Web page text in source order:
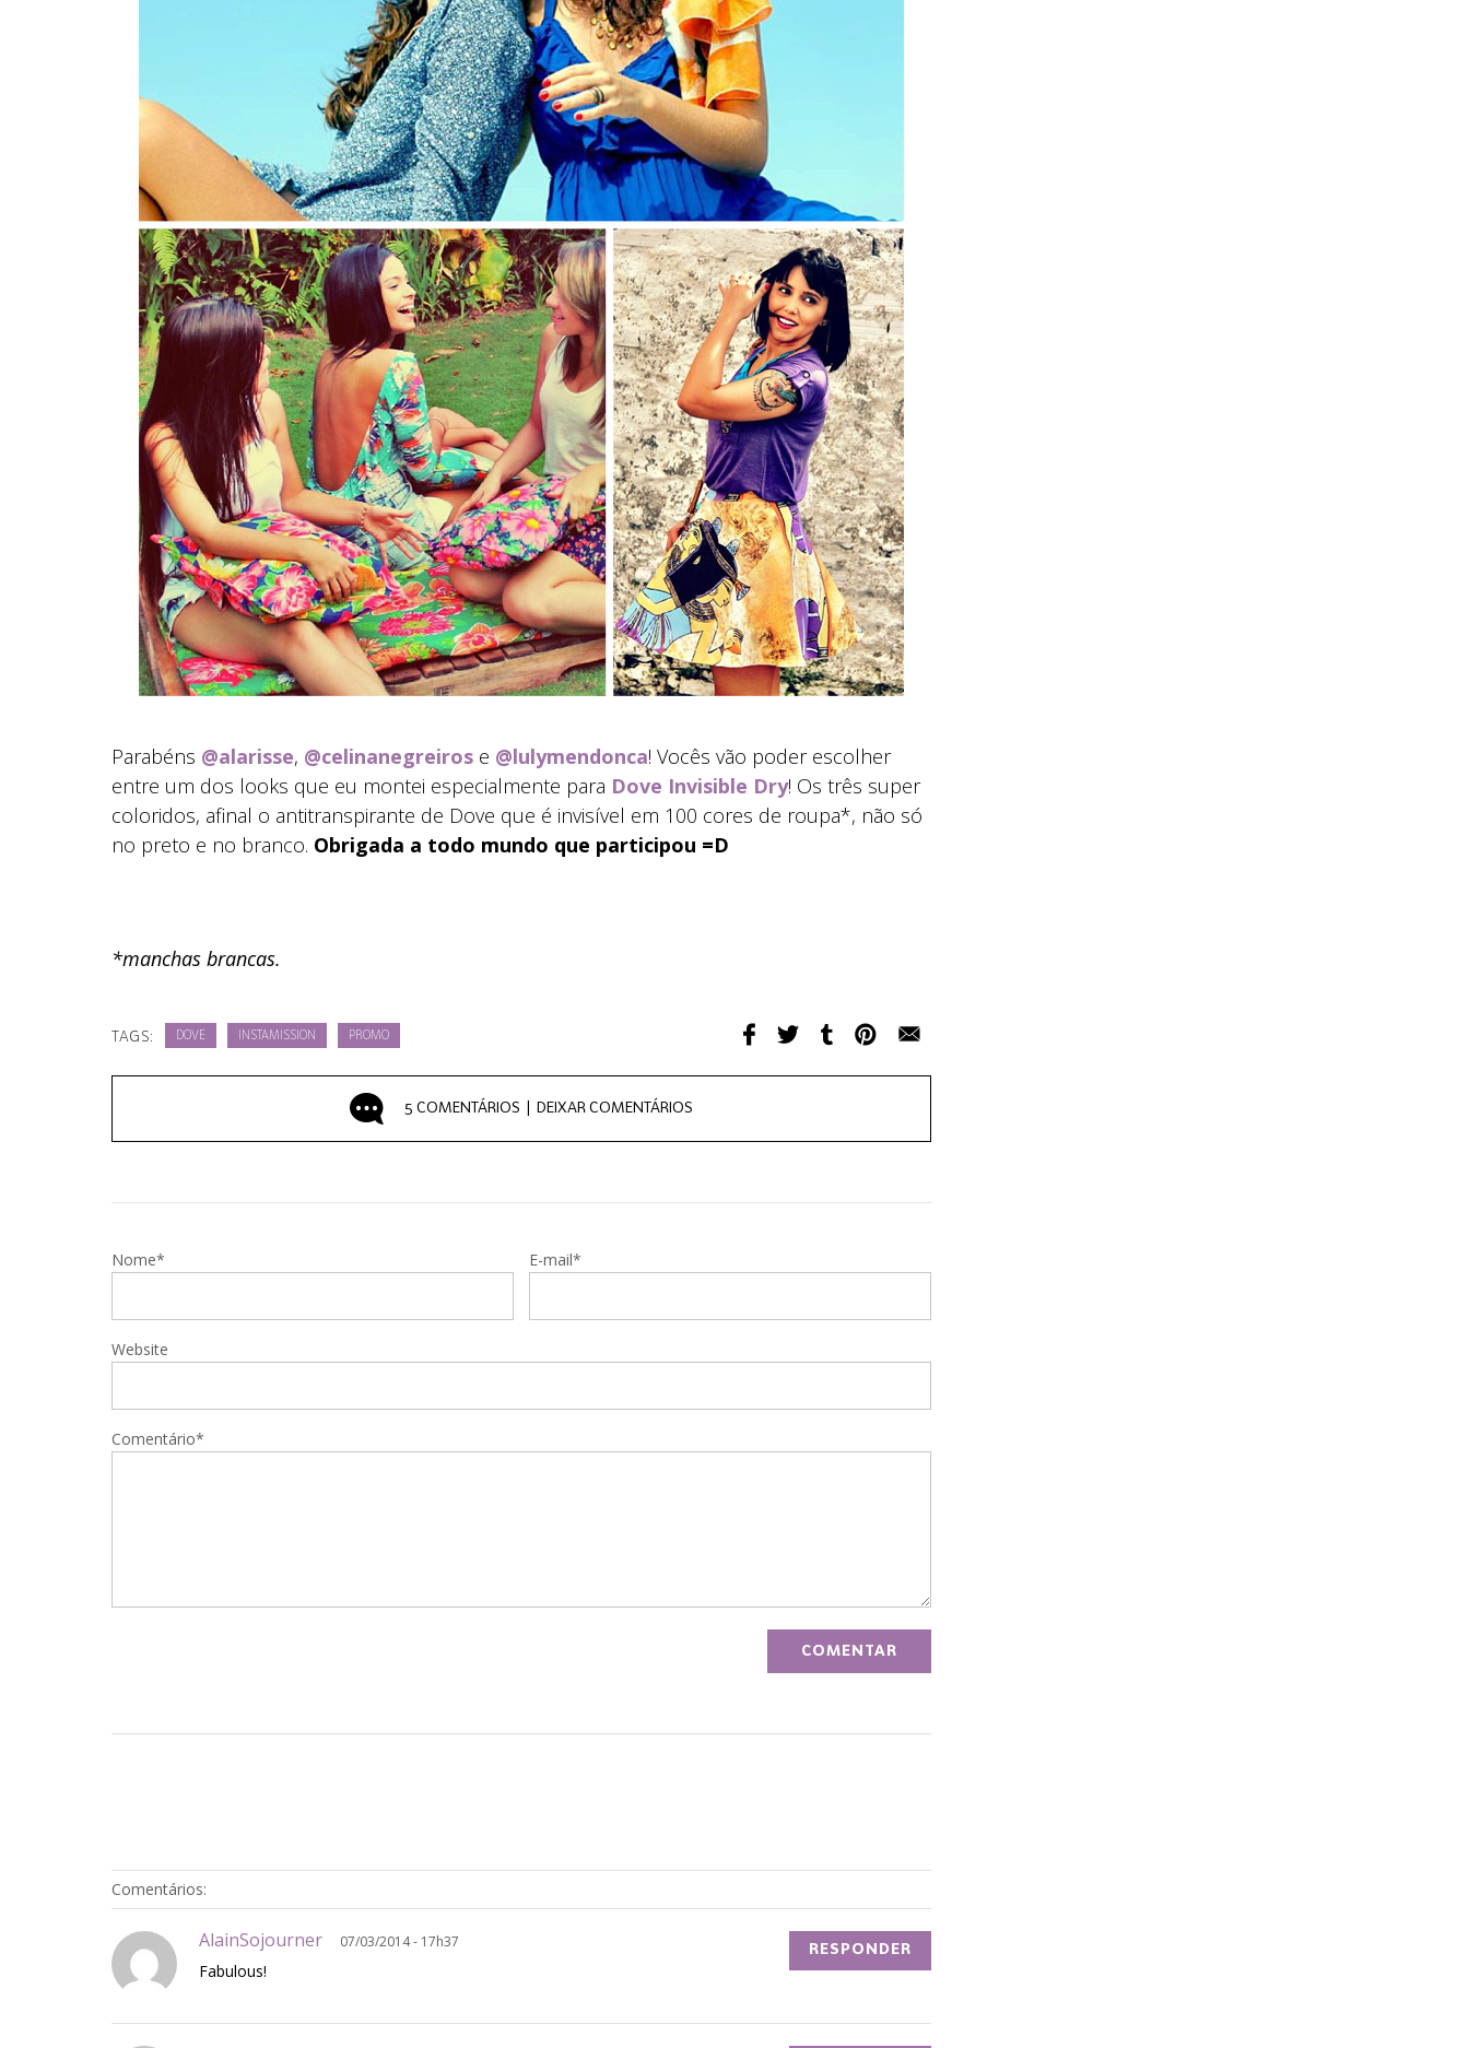
Parabéns @alarisse, @celinanegreiros e @lulymendonca! Vocês vão poder escolher
entre um dos looks que eu montei especialmente para Dove Invisible Dry! Os três super
coloridos, afinal o antitranspirante de Dove que é invisível em 100 cores de roupa*, não só
no preto e no branco. Obrigada a todo mundo que participou =D
*manchas brancas.
TAGS: DOVE INSTAMISSION PROMO
5 COMENTÁRIOS | DEIXAR COMENTÁRIOS
Nome* E-mail*
Website
Comentário*
Comentários:
AlainSojourner 07/03/2014 - 17h37
Fabulous!
RESPONDER